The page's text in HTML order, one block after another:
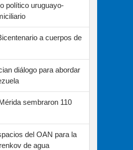
político uruguayo-
a cuerpos de
diálogo para abordar
sembraron 110
del OAN para la
de agua